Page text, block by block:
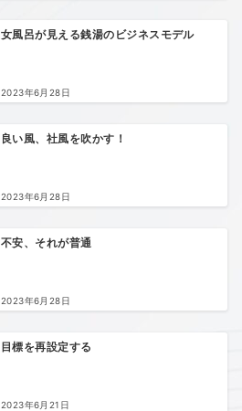
女風呂が見える銭湯のビジネスモデル
2023年6月28日
良い風、社風を吹かす！
2023年6月28日
不安、それが普通
2023年6月28日
目標を再設定する
2023年6月21日